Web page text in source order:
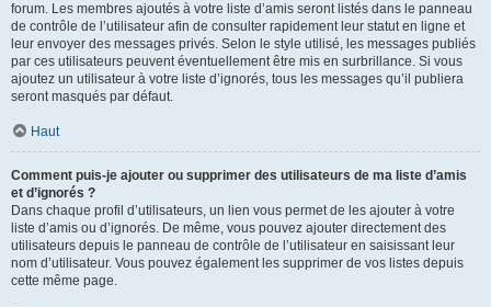
forum. Les membres ajoutés à votre liste d’amis seront listés dans le panneau
de contrôle de l’utilisateur afin de consulter rapidement leur statut en ligne et
leur envoyer des messages privés. Selon le style utilisé, les messages publiés
par ces utilisateurs peuvent éventuellement être mis en surbrillance. Si vous
ajoutez un utilisateur à votre liste d’ignorés, tous les messages qu’il publiera
seront masqués par défaut.
Haut
Comment puis-je ajouter ou supprimer des utilisateurs de ma liste d’amis
et d’ignorés ?
Dans chaque profil d’utilisateurs, un lien vous permet de les ajouter à votre
liste d’amis ou d’ignorés. De même, vous pouvez ajouter directement des
utilisateurs depuis le panneau de contrôle de l’utilisateur en saisissant leur
nom d’utilisateur. Vous pouvez également les supprimer de vos listes depuis
cette même page.